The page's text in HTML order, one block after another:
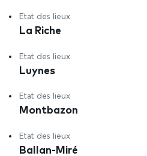
Etat des lieux
La Riche
Etat des lieux
Luynes
Etat des lieux
Montbazon
Etat des lieux
Ballan-Miré